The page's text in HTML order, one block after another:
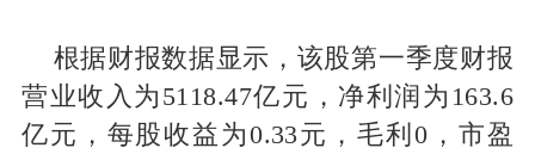
根据财报数据显示，该股第一季度财报
营业收入为5118.47亿元，净利润为163.6
亿元，每股收益为0.33元，毛利0，市盈